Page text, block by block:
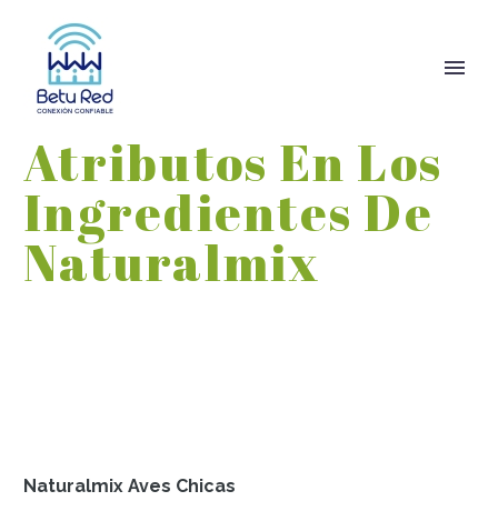
Atributos En Los
Ingredientes De
Naturalmix
Naturalmix Aves Chicas